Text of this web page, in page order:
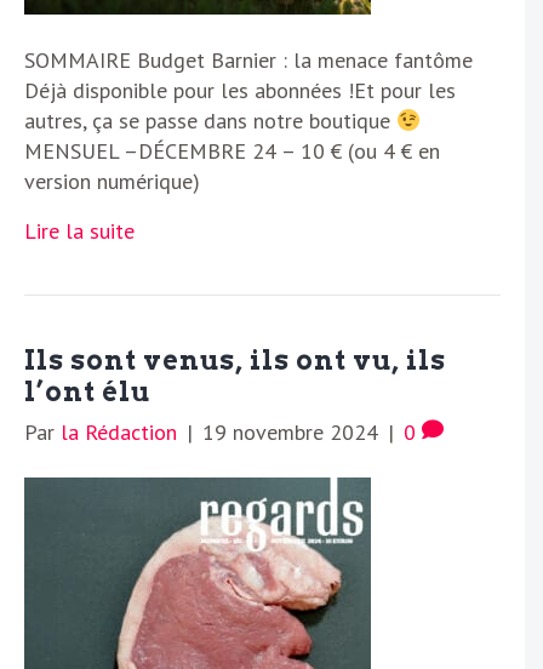
SOMMAIRE Budget Barnier : la menace fantôme
Déjà disponible pour les abonnées !Et pour les
autres, ça se passe dans notre boutique
MENSUEL –DÉCEMBRE 24 – 10 € (ou 4 € en
version numérique)
Lire la suite
Ils sont venus, ils ont vu, ils
l’ont élu
Par la Rédaction | 19 novembre 2024 | 0